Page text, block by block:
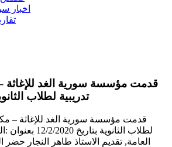
اخبار
قدمت مؤسسة سورية الغد للإغاثة
تدريبية لطلاب الثانوية
قدمت مؤسسة سورية الغد للإغاثة –
لطلاب الثانوية